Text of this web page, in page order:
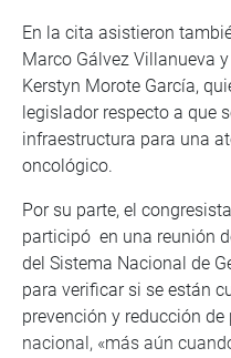
En la cita asistieron
Marco Gálvez Villanueva
Kerstyn Morote García,
legislador respecto a que
infraestructura para una
oncológico.
Por su parte, el
participó en una reunión
del Sistema Nacional de
para verificar si se están
prevención y reducción
nacional, «más aún